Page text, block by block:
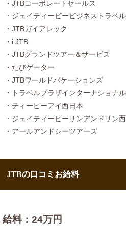
・JTBコーポレートセールス
・ジェイティービービジネストラベ
・JTBガイアレック
・i.JTB
・JTBグランドツアー＆サービス
・たびゲーター
・JTBワールドバケーションズ
・トラベルプラザインターナショナル
・ティーピーアイ西日本
・ジェイティービーサンアンドサン
・アールアンドシーツアーズ
JTBの口コミお給料
給料：24万円